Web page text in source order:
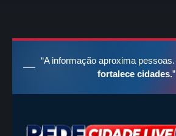
“A informação aproxima pessoas.
fortalece cidades.”